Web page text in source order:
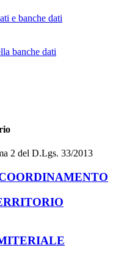
e banche dati
banche dati
2 del D.Lgs. 33/2013